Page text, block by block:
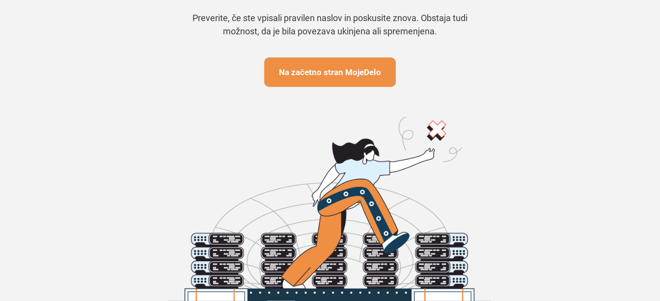
Preverite, če ste vpisali pravilen naslov in poskusite znova. Obstaja tudi
možnost, da je bila povezava ukinjena ali spremenjena.
Na začetno stran MojeDelo